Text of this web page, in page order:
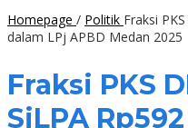
Homepage / Politik Fraksi
dalam LPj APBD Medan 2025
Fraksi PKS
SiLPA